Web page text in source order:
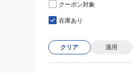
クーポン対象
在庫あり
クリア 適用